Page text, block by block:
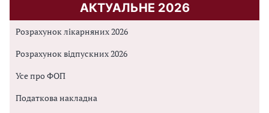
АКТУАЛЬНЕ 2026
Розрахунок лікарняних 2026
Розрахунок відпускних 2026
Усе про ФОП
Податкова накладна